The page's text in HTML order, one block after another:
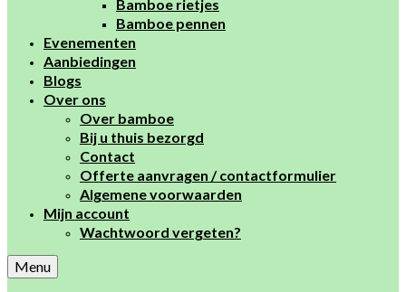
Bamboe rietjes
Bamboe pennen
Evenementen
Aanbiedingen
Blogs
Over ons
Over bamboe
Bij u thuis bezorgd
Contact
Offerte aanvragen / contactformulier
Algemene voorwaarden
Mijn account
Wachtwoord vergeten?
Menu